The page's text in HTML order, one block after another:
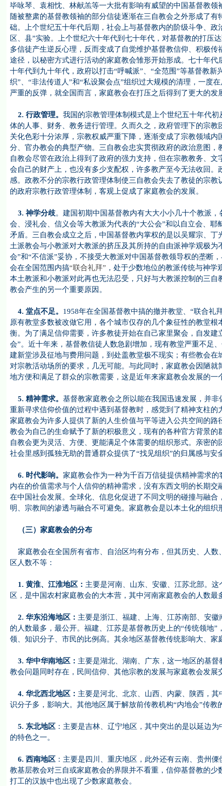
毕咏琴、袁相忱、林献羔等一大批有影响有威望的中国基督教
随被整肃的基督教领袖的部分信徒逐渐在三自教会之外形成了
础。上个世纪五十年代后期，社会上与基督教内的阶级斗争、
区、县”实验。上个世纪六十年代到七十年代，对基督教的打压
多信徒产生逆反心理，反而变成了自觉维护基督教信仰、积极
途径，以秘密方式进行活动的家庭教会雏形开始形成。七十年
十年代到九十年代，政府以打击“呼喊派”、“全范围”等基督教
织”、“非法传道人”和“私设聚会点”组织过大规模的清理，一度
严重的反弹，就全国而言，家庭教会在打压之后得到了更大的发
2. 行政管理。 我国的宗教管理体制模式是上个世纪五十年代
体的人事、财务、教务进行管理。久而久之，政府管理下的宗
关化色彩十分浓厚，宗教权威严重下降，逐渐变成了宗教领域
分、官办教会的典型产物。三自教会忠实贯彻政府的政治意图
自教会尽管在政治上得到了政府的强力支持，但在宗教教务、
会自己的财产上，也没有多少支配权，许多教产至今无法收回
感。政教不分的宗教行政管理体制使三自教会失去了教徒的宗
的政府宗教行政管理体制，客观上促成了家庭教会的发展。
3. 神学分歧。建国初期中国基督教内有大大小小几十个教派
会、浸礼会、信义会等大教派为代表的“大公会”和以自立会、
矛盾。三自教会成立之后，中国基督教内掌权的是以吴耀宗、
土派教会与小教派对大教派的挤压及其所持的自由派神学观极
会”和“不信派”妥协，不接受大教派对中国基督教领导权的垄断
会在全国范围内搞“联合礼拜” ，处于少数地位的教派传统与神
本土教派和小教派对此再也无法忍受，只好与大教派控制的三
教会产生的另一个重要原因。
4. 堂点不足。 1958年在全国基督教中搞的撤并教堂、“联合礼
原有教堂多数被改做它用，各个城市仅存的几个象征性的教堂
衡。为了满足信仰需要，许多教徒开始在自己家里聚会，自发
会”。近十年来，基督教信徒人数急剧增加，现有教堂严重不足
建新堂涉及征地与费用问题，到处盖教堂极不现实；有些教会
对宗教活动场所的要求，几无可能。与此同时，家庭教会因陋
地方便和满足了群众的宗教需要，这是近年来家庭教会发展的一
5. 精神需求。 基督教家庭教会之所以能在我国迅速发展，并
重新寻求信仰价值的过程中遇到基督教时，感觉到了精神支柱
家庭教会为许多人提供了新的人生价值与平等进入公共空间的
教会为自己的生命赋予了新的积极意义，现有的各种官方背景
自教会更为灵活、方便、更能满足个体需要的组织形式。亲密
社会里感到孤独无助的普通群众提供了“找见组织”的归属感与安
6. 时代影响。 家庭教会作为一种为千百万信徒提供精神需求
内在的价值需求与个人信仰的精神需求，没有东西文明的长期
在中国社会发展。全球化、信息化促进了不同文明的碰撞与融
明、宗教间的渗透与融合不可避免。家庭教会是以本土化的组
（三）家庭教会的分布
家庭教会在全国所有省市、自治区均有分布，但其历史、人
区人数不等：
1. 黄淮、江淮地区： 主要是河南、山东、安徽、江苏北部。
区，是中国农村家庭教会的大本营，其中河南家庭教会的人数
2. 华东沿海地区： 主要是浙江、福建、上海、江苏南部、安
的人数最多，最公开。福建、江苏是基督教历史上的“传统领地
领、知识分子、市民的比例高。其余地区基督教传统影响大、家
3. 华中华南地区： 主要是湖北、湖南、广东，这一地区的基
教会问题同时存在，民间信仰、其他宗教的发展与家庭教会发展
4. 华北西北地区： 主要是河北、北京、山西、内蒙、陕西，
识分子多，影响大。其他地区属于解放前传教机构“内地会”传
5. 东北地区 ：主要是吉林、辽宁地区，其中突出的是以延边
的特色之一。
6. 西南地区 ：主要是四川、重庆地区，此外还有云南、贵州
教基层教会对三自或家庭教会的界限并不看重，信仰基督教的
打工的汉族中也出现了少数家庭教会。